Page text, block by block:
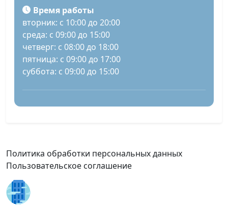
Время работы
вторник: с 10:00 до 20:00
среда: с 09:00 до 15:00
четверг: с 08:00 до 18:00
пятница: с 09:00 до 17:00
суббота: с 09:00 до 15:00
Политика обработки персональных данных
Пользовательское соглашение